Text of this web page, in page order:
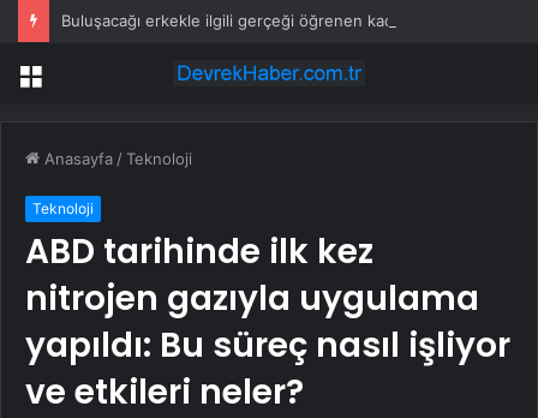
Menü
Anasayfa /Teknoloji
Teknoloji
ABD tarihinde ilk kez
nitrojen gazıyla uygulama
yapıldı: Bu süreç nasıl işliyor
ve etkileri neler?